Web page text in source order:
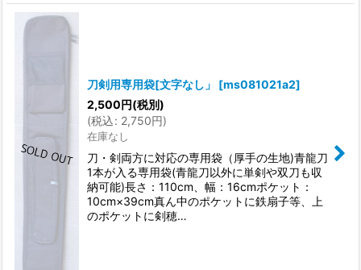
刀剣用専用袋[文字なし」 [ms081021a2]
2,500円(税別)
(税込: 2,750円)
在庫なし
刀・剣両方に対応の専用袋（厚手の生地)青龍刀
1本が入る専用袋(青龍刀以外に単剣や双刀も収
納可能)長さ：110cm、幅：16cmポケット：
10cm×39cm真ん中のポケットに鉄扇子等、上
のポケットに剣穂…